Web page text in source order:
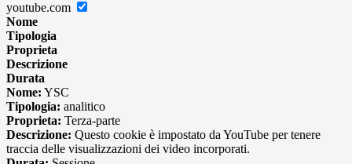
youtube.com
Nome
Tipologia
Proprieta
Descrizione
Durata
Nome: YSC
Tipologia: analitico
Proprieta: Terza-parte
Descrizione: Questo cookie è impostato da YouTube per tenere
traccia delle visualizzazioni dei video incorporati.